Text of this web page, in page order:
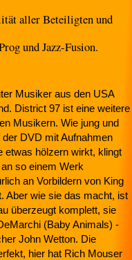
aller Beteiligten und
und Jazz-Fusion.
Musiker aus den USA
District 97 ist eine weitere
Musikern. Wie jung und
DVD mit Aufnahmen
etwas hölzern wirkt, klingt
so einem Werk
an Vorbildern von King
Aber wie sie das macht, ist
überzeugt komplett, sie
(Baby Animals) -
John Wetton. Die
hier hat Rich Mouser